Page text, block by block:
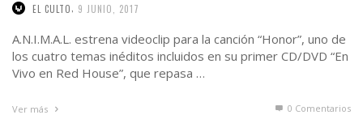
EL CULTO 9 JUNIO, 2017
A.N.I.M.A.L. estrena videoclip para la canción “Honor”, uno de
los cuatro temas inéditos incluidos en su primer CD/DVD “En
Vivo en Red House”, que repasa …
Ver más 0 Comentarios